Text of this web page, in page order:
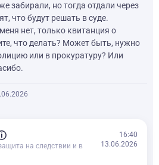
забирали, но тогда отдали через
что будут решать в суде.
нет, только квитанция о
что делать? Может быть, нужно
или в прокуратуру? Или
на следствии и в
16:40
13.06.2026